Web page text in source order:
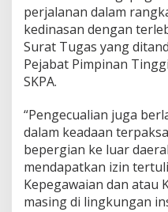
perjalanan dalam
kedinasan dengan
Surat Tugas yang
Pejabat Pimpinan
SKPA.
“Pengecualian juga
dalam keadaan
bepergian ke luar
mendapatkan izin
Kepegawaian dan atau
masing di lingkungan